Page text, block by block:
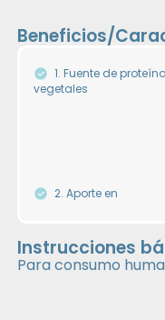
Beneficios/
1. Fuente de
vegetales
2. Aporte en
Instrucciones
Para consumo